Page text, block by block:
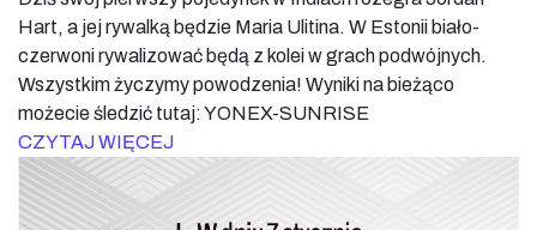
Hart, a jej rywalką będzie Maria Ulitina. W Estonii biało-
czerwoni rywalizować będą z kolei w grach podwójnych.
Wszystkim życzymy powodzenia! Wyniki na bieżąco
możecie śledzić tutaj: YONEX-SUNRISE
CZYTAJ WIĘCEJ